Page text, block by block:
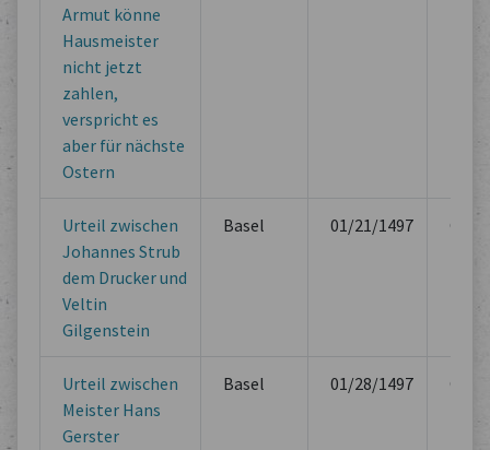
Armut könne
Hausmeister
nicht jetzt
zahlen,
verspricht es
aber für nächste
Ostern
Urteil zwischen
Johannes Strub
dem Drucker und
Veltin
Gilgenstein
Basel 01/21/1497
Urteil zwischen
Meister Hans
Gerster
Basel 01/28/1497